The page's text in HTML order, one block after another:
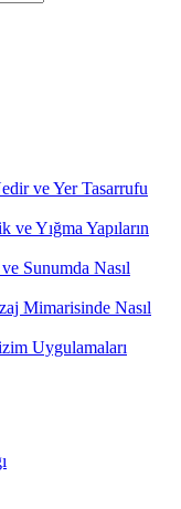
ve Yer Tasarrufu
ve Yığma Yapıların
Sunumda Nasıl
Mimarisinde Nasıl
Uygulamaları